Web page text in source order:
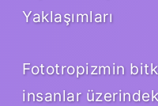
Yaklaşımları
Fototropizmin
insanlar